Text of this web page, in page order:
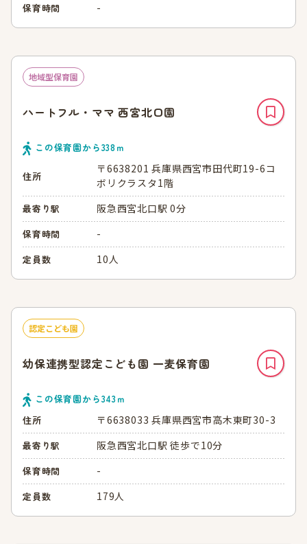
保育時間 -
地域型保育園
ハートフル・ママ 西宮北口園
この保育園から338ｍ
住所
〒6638201 兵庫県西宮市田代町19-6コ
ボリクラスタ1階
最寄り駅 阪急西宮北口駅 0分
保育時間 -
定員数 10人
認定こども園
幼保連携型認定こども園 一麦保育園
この保育園から343ｍ
住所
〒6638033 兵庫県西宮市高木東町30-3
最寄り駅 阪急西宮北口駅 徒歩で10分
保育時間 -
定員数 179人